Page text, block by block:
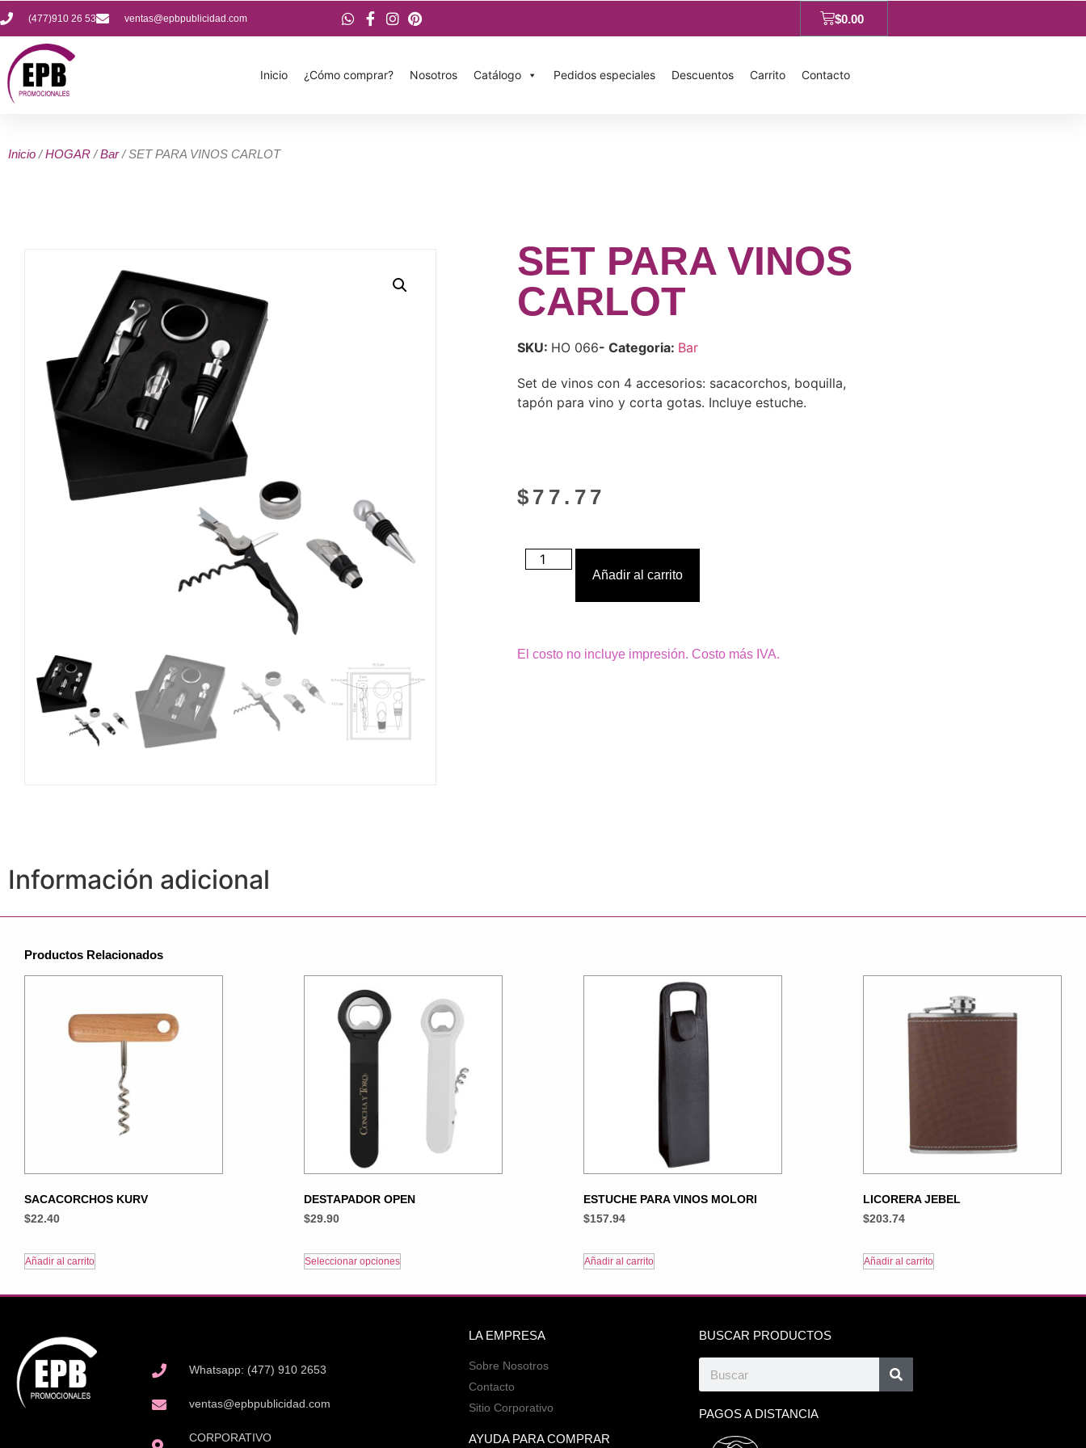
(477)910 26 53 ventas@epbpublicidad.com $0.00
Inicio ¿Cómo comprar? Nosotros Catálogo Pedidos especiales Descuentos Carrito Contacto
Inicio /HOGAR /Bar/ SET PARA VINOS CARLOT
SET PARA VINOS
CARLOT
SKU: HO 066- Categoria: Bar
Set de vinos con 4 accesorios: sacacorchos, boquilla,
tapón para vino y corta gotas. Incluye estuche.
$ 77.77
Añadir al carrito
El costo no incluye impresión. Costo más IVA.
Información adicional
Productos Relacionados
SACACORCHOS KURV
$22.40
Añadir al carrito
DESTAPADOR OPEN
$29.90
Seleccionar opciones
ESTUCHE PARA VINOS MOLORI
$157.94
Añadir al carrito
LICORERA JEBEL
$203.74
Añadir al carrito
Whatsapp: (477) 910 2653
ventas@epbpublicidad.com
CORPORATIVO
LA EMPRESA
Sobre Nosotros
Contacto
Sitio Corporativo
AYUDA PARA COMPRAR
BUSCAR PRODUCTOS
PAGOS A DISTANCIA